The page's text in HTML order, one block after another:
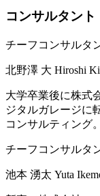
コンサルタント
チーフコンサルタ
北野澤 大 Hiroshi
大学卒業後に株式
ジタルガレージに
コンサルティング
チーフコンサルタ
池本 湧太 Yuta